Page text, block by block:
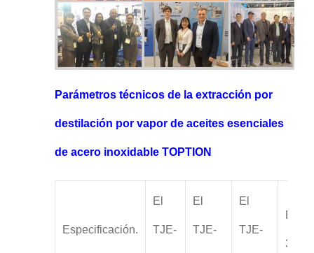
Parámetros técnicos de la extracción por
destilación por vapor de aceites esenciales
de acero inoxidable TOPTION
Especificación.
El
TJE-
El
TJE-
El
TJE-
El